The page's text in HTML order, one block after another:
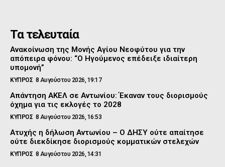
Τα τελευταία
Ανακοίνωση της Μονής Αγίου Νεοφύτου για την
απόπειρα φόνου: “Ο Ηγούμενος επέδειξε ιδιαίτερη
υπομονή”
ΚΥΠΡΟΣ 8 Αυγούστου 2026, 19:17
Απάντηση ΑΚΕΛ σε Αντωνίου: Έκαναν τους διορισμούς
όχημα για τις εκλογές το 2028
ΚΥΠΡΟΣ 8 Αυγούστου 2026, 16:53
Ατυχής η δήλωση Αντωνίου – Ο ΔΗΣΥ ούτε απαίτησε
ούτε διεκδίκησε διορισμούς κομματικών στελεχών
ΚΥΠΡΟΣ 8 Αυγούστου 2026, 14:31